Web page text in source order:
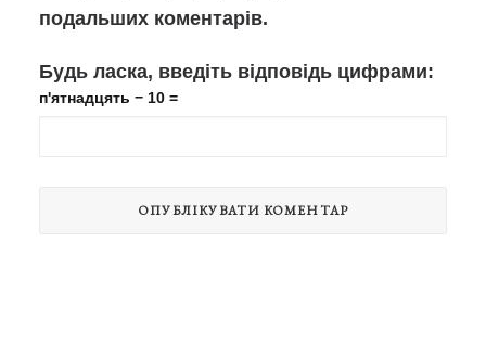
подальших коментарів.
Будь ласка, введіть відповідь цифрами:
п'ятнадцять − 10 =